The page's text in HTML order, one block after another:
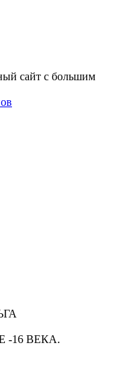
сайт с большим
-16 ВЕКА.